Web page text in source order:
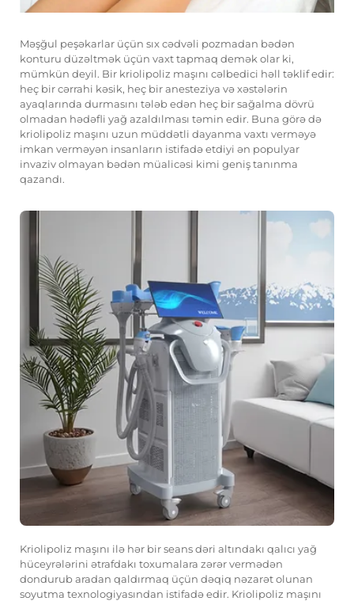
Məşğul peşəkarlar üçün sıx cədvəli pozmadan bədən
konturu düzəltmək üçün vaxt tapmaq demək olar ki,
mümkün deyil. Bir kriolipoliz maşını cəlbedici həll təklif edir:
heç bir cərrahi kəsik, heç bir anesteziya və xəstələrin
ayaqlarında durmasını tələb edən heç bir sağalma dövrü
olmadan hədəfli yağ azaldılması təmin edir. Buna görə də
kriolipoliz maşını uzun müddətli dayanma vaxtı verməyə
imkan verməyən insanların istifadə etdiyi ən populyar
invaziv olmayan bədən müalicəsi kimi geniş tanınma
qazandı.
Kriolipoliz maşını ilə hər bir seans dəri altındakı qalıcı yağ
hüceyrələrini ətrafdakı toxumalara zərər vermədən
dondurub aradan qaldırmaq üçün dəqiq nəzarət olunan
soyutma texnologiyasından istifadə edir. Kriolipoliz maşını